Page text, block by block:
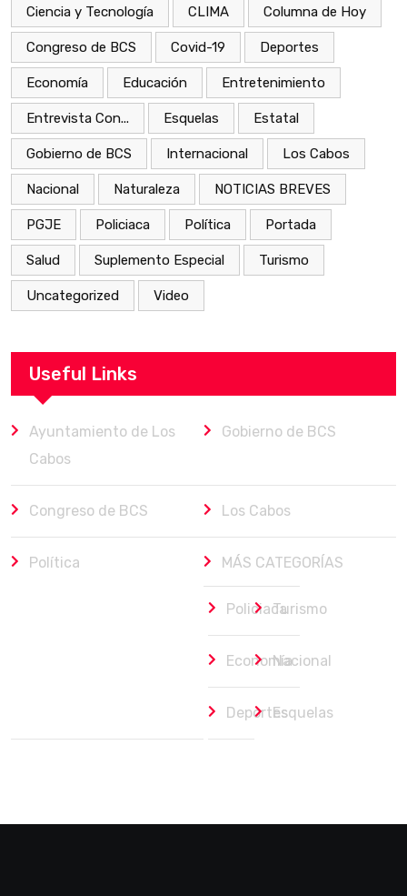
Ciencia y Tecnología CLIMA Columna de Hoy
Congreso de BCS Covid-19 Deportes
Economía Educación Entretenimiento
Entrevista Con... Esquelas Estatal
Gobierno de BCS Internacional Los Cabos
Nacional Naturaleza NOTICIAS BREVES
PGJE Policiaca Política Portada
Salud Suplemento Especial Turismo
Uncategorized Video
Useful Links
Ayuntamiento de Los
Cabos
Gobierno de BCS
Congreso de BCS Los Cabos
Política MÁS CATEGORÍAS
PoliciacaTurismo
EconomíaNacional
DeportesEsquelas